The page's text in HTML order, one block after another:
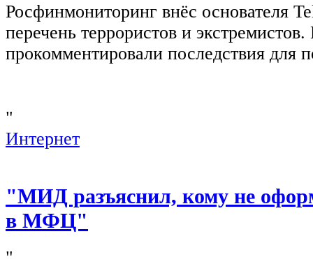
Росфинмониторинг внёс основателя
перечень террористов и
прокомментировали последствия для
"
Интернет
"МИД разъяснил, кому не
в МФЦ"
"